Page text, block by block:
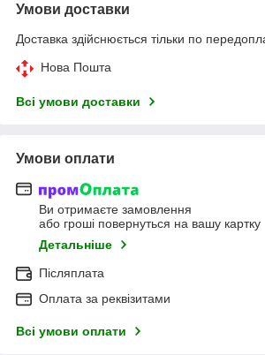
Умови доставки
Доставка здійснюється тільки по
Нова Пошта
Всі умови доставки
Умови оплати
Ви отримаєте замовлення
або гроші повернуться на вашу картку
Детальніше
Післяплата
Оплата за реквізитами
Всі умови оплати